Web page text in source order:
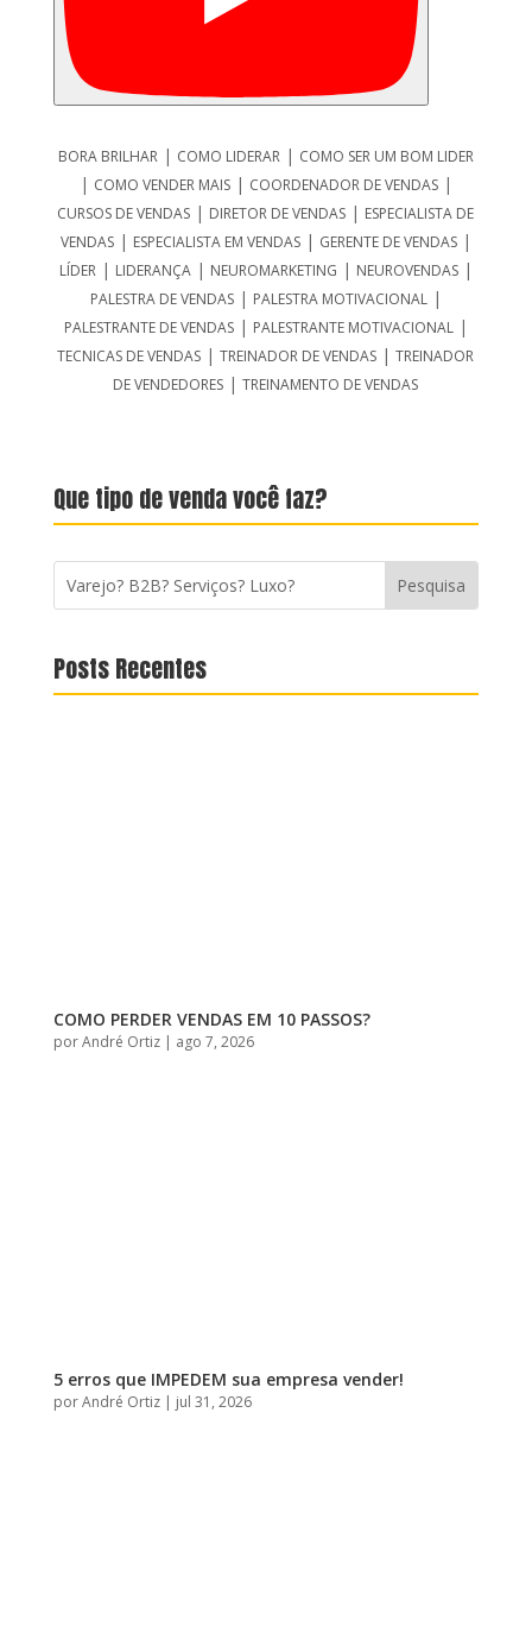
BORA BRILHAR| COMO LIDERAR| COMO SER UM BOM LIDER
| COMO VENDER MAIS| COORDENADOR DE VENDAS|
CURSOS DE VENDAS | DIRETOR DE VENDAS | ESPECIALISTA DE
VENDAS| ESPECIALISTA EM VENDAS| GERENTE DE VENDAS|
LÍDER| LIDERANÇA| NEUROMARKETING | NEUROVENDAS|
PALESTRA DE VENDAS| PALESTRA MOTIVACIONAL|
PALESTRANTE DE VENDAS| PALESTRANTE MOTIVACIONAL|
TECNICAS DE VENDAS |TREINADOR DE VENDAS |TREINADOR
DE VENDEDORES |TREINAMENTO DE VENDAS
Que tipo de venda você faz?
Posts Recentes
COMO PERDER VENDAS EM 10 PASSOS?
porAndré Ortiz| ago 7, 2026
5 erros que IMPEDEM sua empresa vender!
porAndré Ortiz| jul 31, 2026